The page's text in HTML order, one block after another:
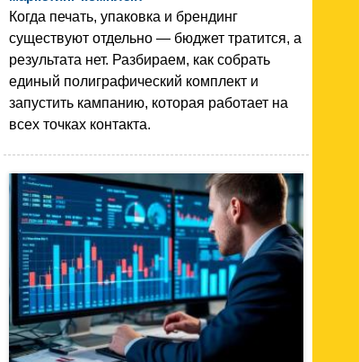
Когда печать, упаковка и брендинг
существуют отдельно — бюджет тратится, а
результата нет. Разбираем, как собрать
единый полиграфический комплект и
запустить кампанию, которая работает на
всех точках контакта.